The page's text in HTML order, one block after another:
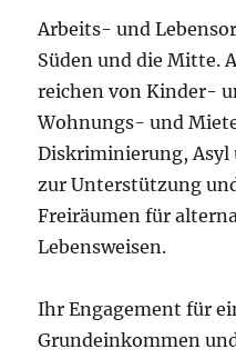
Arbeits- und
Süden und die Mitte.
reichen von Kinder-
Wohnungs- und
Diskriminierung,
zur Unterstützung
Freiräumen für
Lebensweisen.
Ihr Engagement für
Grundeinkommen